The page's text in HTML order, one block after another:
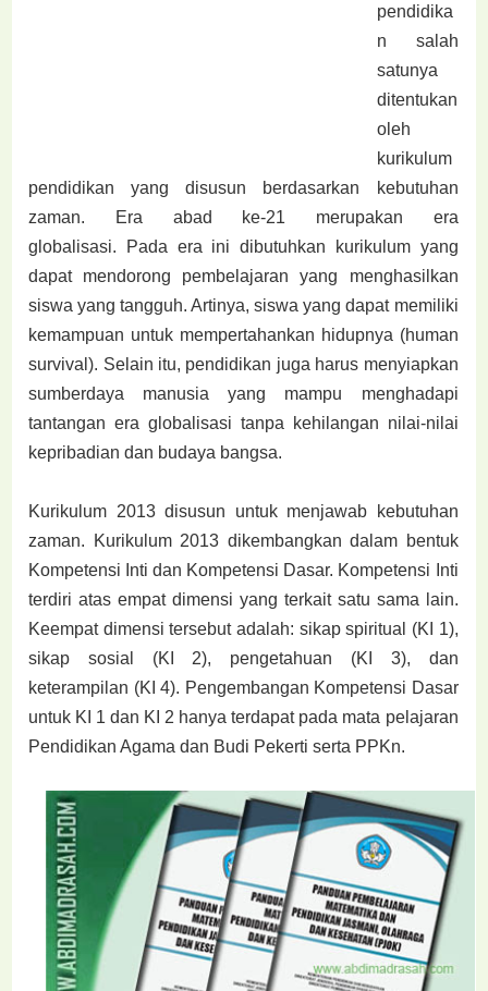
pendidika
n salah
satunya
ditentukan
oleh
kurikulum
pendidikan yang disusun berdasarkan kebutuhan
zaman. Era abad ke-21 merupakan era
globalisasi.
Pada era ini dibutuhkan kurikulum yang
dapat mendorong pembelajaran yang menghasilkan
siswa yang tangguh. Artinya, siswa yang dapat memiliki
kemampuan untuk mempertahankan hidupnya (human
survival). Selain itu, pendidikan juga harus menyiapkan
sumberdaya manusia yang mampu menghadapi
tantangan era globalisasi tanpa kehilangan nilai-nilai
kepribadian dan budaya bangsa.
Kurikulum 2013 disusun untuk menjawab kebutuhan
zaman. Kurikulum 2013 dikembangkan dalam bentuk
Kompetensi Inti dan Kompetensi Dasar. Kompetensi Inti
terdiri atas empat dimensi yang terkait satu sama lain.
Keempat dimensi tersebut adalah: sikap spiritual (KI 1),
sikap sosial (KI 2), pengetahuan (KI 3), dan
keterampilan (KI 4). Pengembangan Kompetensi Dasar
untuk KI 1 dan KI 2 hanya terdapat pada mata pelajaran
Pendidikan Agama dan Budi Pekerti serta PPKn.